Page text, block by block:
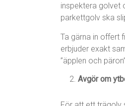
inspektera golvet
parkettgolv ska
Ta gärna in offert
erbjuder exakt
”äpplen och päron”.
Avgör om